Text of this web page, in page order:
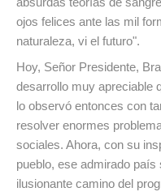
ojos felices ante las mil
naturaleza, vi el futuro".
Hoy, Señor Presidente,
desarrollo muy apreciable
lo observó entonces con
resolver enormes
sociales. Ahora, con su
pueblo, ese admirado
ilusionante camino del